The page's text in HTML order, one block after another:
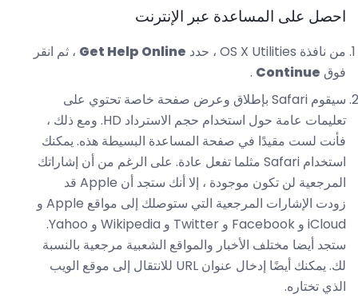
احصل على المساعدة عبر الإنترنت
من نافذة OS X Utilities ، حدد Get Help Online ، ثم انقر
فوق Continue
.
سيقوم Safari بإطلاق وعرض صفحة خاصة تحتوي على
تعليمات عامة حول استخدام حجم الاسترداد HD. ومع ذلك ،
فأنت لست مقيدًا في صفحة المساعدة البسيطة هذه. يمكنك
استخدام Safari مثلما تفعل عادة. على الرغم من أن إشاراتك
المرجعية لن تكون موجودة ، إلا أنك ستجد أن Apple قد
زودت الإشارات المرجعية التي ستوصلك إلى مواقع Apple و
iCloud و Facebook و Twitter و Wikipedia و Yahoo.
ستجد أيضا مختلف الأخبار والمواقع الشعبية مرجعية بالنسبة
لك. يمكنك أيضًا إدخال عنوان URL للانتقال إلى موقع الويب
الذي تختاره.